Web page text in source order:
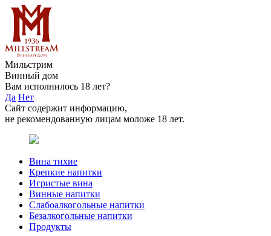
Мильстрим
Винный дом
Вам исполнилось 18 лет?
Да Нет
Сайт содержит информацию,
не рекомендованную лицам моложе 18 лет.
Вина тихие
Крепкие напитки
Игристые вина
Винные напитки
Слабоалкогольные напитки
Безалкогольные напитки
Продукты